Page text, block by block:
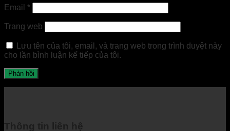
Email *
Trang web
Lưu tên của tôi, email, và trang web trong trình duyệt này
cho lần bình luận kế tiếp của tôi.
Thông tin liên hệ